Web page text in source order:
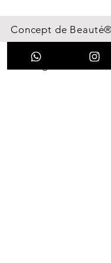
Concept de Beauté®
Öffnungszeiten